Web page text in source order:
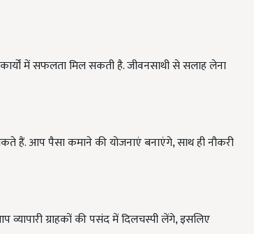
में सफलता मिल सकती है. जीवनसाथी से सलाह लेना
हैं. आप पैसा कमाने की योजनाएं बनाएंगे, साथ ही नौकरी
व्यापारी ग्राहकों की पसंद में दिलचस्पी लेंगे, इसलिए